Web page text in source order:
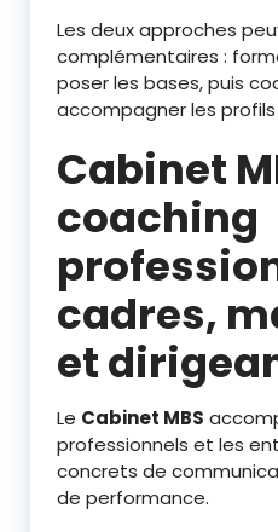
Les deux approches
complémentaires :
poser les bases, puis
accompagner les profils
Cabinet
coaching
cadres,
et
Le Cabinet MBS
professionnels et les
concrets de
de performance.